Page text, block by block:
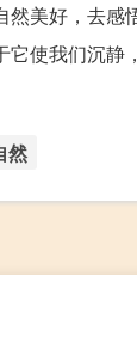
美好，去感
使我们沉静
然